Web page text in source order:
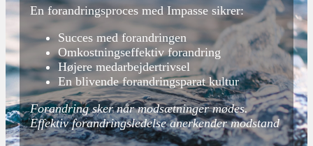
En forandringsproces med Impasse sikrer:
Succes med forandringen​
Omkostningseffektiv forandring
Højere medarbejdertrivsel
En blivende forandringsparat kultur
Forandring sker når modsætninger mødes.
Effektiv forandringsledelse anerkender modstand